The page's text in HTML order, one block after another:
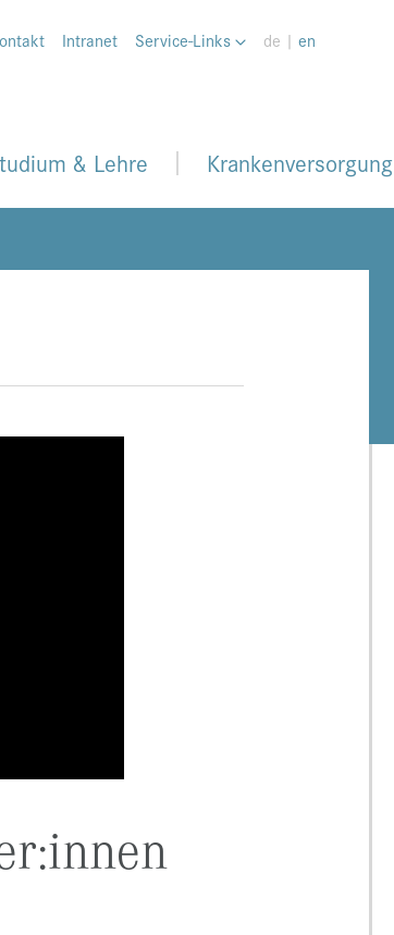
Intranet Service-Links de | en
& Lehre Krankenversorgung